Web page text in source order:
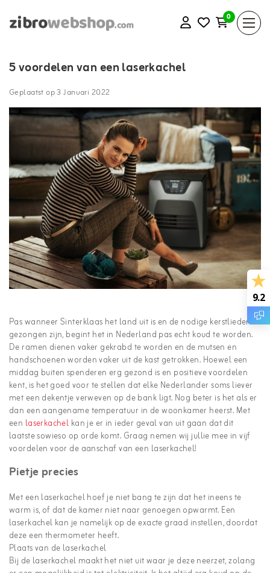
0
5 voordelen van een laserkachel
Geplaatst op3 Januari 2022
Pas wanneer Sinterklaas het land uit is en de nodige kerstliederen
gezongen zijn, begint het in Nederland pas echt koud te worden.
De ramen dienen vaker gekrabd te worden en de mutsen en
handschoenen worden vaker uit de kast getrokken. Hoewel een
middag buiten spenderen erg gezond is en positieve voordelen
kent, is het goed voor te stellen dat elke Nederlander soms liever
met een dekentje verweven op de bank ligt. Nog beter is het als er
dan een aangename temperatuur in de woonkamer heerst. Met
een laserkachel kan je er in ieder geval van uit gaan dat dit
laatste sowieso op orde komt. Graag nemen wij jullie mee in vijf
voordelen voor de aanschaf van een laserkachel!
Pietje precies
Met een laserkachel hoef je niet bang te zijn dat het ineens te
warm is, of dat de kamer niet naar genoegen opwarmt. Een
laserkachel kan je namelijk op de exacte graad instellen, doordat
deze een thermometer heeft.
Plaats van de laserkachel
Bij de laserkachel maakt het niet uit waar je deze neerzet, zolang
9.2